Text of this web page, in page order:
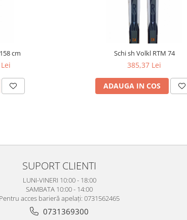
cm Schi sh Volkl RTM 74
385,37 Lei
ADAUGA IN COS
SUPORT CLIENTI
LUNI-VINERI 10:00 - 18:00
SAMBATA 10:00 - 14:00
Pentru acces barieră apelați: 0731562465
0731369300